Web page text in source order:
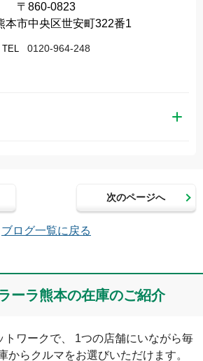
〒860-0823
本市中央区世安町322番1
TEL 0120-964-248
角英数）
次のページへ
ブログ一覧に戻る
ーラ熊本の在庫のご紹介
トワークで、 1つの店舗にいながら毎
からクルマをお選びいただけます。